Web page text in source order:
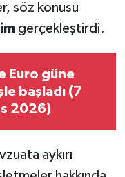
söz konusu
gerçekleştirdi.
Euro güne
başladı (7
2026)
aykırı